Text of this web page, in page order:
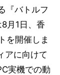
『バトルフ
月1日、香
を開催しま
アに向けて
実機での動